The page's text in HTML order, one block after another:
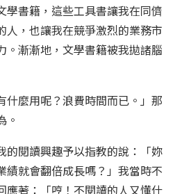
學書籍，這些工具書讓我在同儕
人，也讓我在競爭激烈的業務市
。漸漸地，文學書籍被我拋諸腦
什麼用呢？浪費時間而已。」那
。
的閱讀興趣予以指教的說：「妳
績就會翻倍成長嗎？」我當時不
應著：「哼！不閱讀的人又懂什